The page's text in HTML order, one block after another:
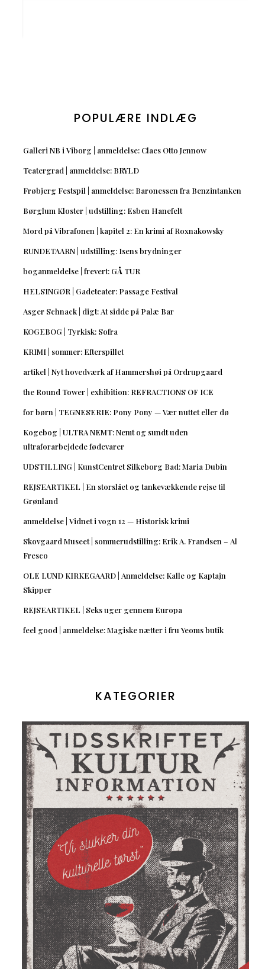
POPULÆRE INDLÆG
Galleri NB i Viborg | anmeldelse: Claes Otto Jennow
Teatergrad | anmeldelse: BRYLD
Frøbjerg Festspil | anmeldelse: Baronessen fra Benzintanken
Børglum Kloster | udstilling: Esben Hanefelt
Mord på Vibrafonen | kapitel 2: En krimi af Roxnakowsky
RUNDETAARN | udstilling: Isens brydninger
boganmeldelse | frevert: GÅ TUR
HELSINGØR | Gadeteater: Passage Festival
Asger Schnack | digt: At sidde på Palæ Bar
KOGEBOG | Tyrkisk: Sofra
KRIMI | sommer: Efterspillet
artikel | Nyt hovedværk af Hammershøi på Ordrupgaard
the Round Tower | exhibition: REFRACTIONS OF ICE
for børn | TEGNESERIE: Pony Pony — Vær nuttet eller dø
Kogebog | ULTRA NEMT: Nemt og sundt uden
ultraforarbejdede fødevarer
UDSTILLING | KunstCentret Silkeborg Bad: Maria Dubin
REJSEARTIKEL | En storslået og tankevækkende rejse til
Grønland
anmeldelse | Vidnet i vogn 12 — Historisk krimi
Skovgaard Museet | sommerudstilling: Erik A. Frandsen – Al
Fresco
OLE LUND KIRKEGAARD | Anmeldelse: Kalle og Kaptajn
Skipper
REJSEARTIKEL | Seks uger gennem Europa
feel good | anmeldelse: Magiske nætter i fru Yeoms butik
KATEGORIER